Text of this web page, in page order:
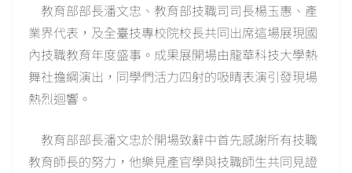
教育部部長潘文忠、教育部技職司司長楊玉惠、產
業界代表，及全臺技專校院校長共同出席這場展現國
內技職教育年度盛事。成果展開場由龍華科技大學熱
舞社擔綱演出，同學們活力四射的吸睛表演引發現場
熱烈迴響。
教育部部長潘文忠於開場致辭中首先感謝所有技職
教育師長的努力，他樂見產官學與技職師生共同見證